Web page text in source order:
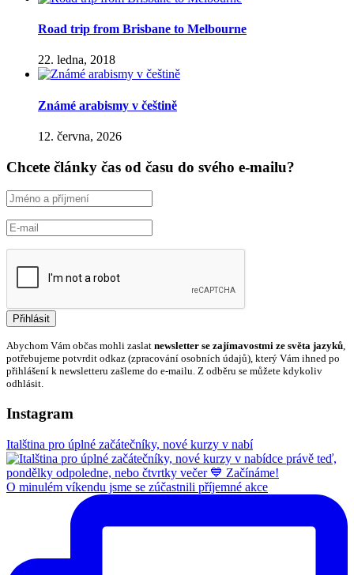
Road trip from Brisbane to Melbourne
22. ledna, 2018
Známé arabismy v češtině
12. června, 2026
Chcete články čas od času do svého e-mailu?
Abychom Vám občas mohli zaslat newsletter se zajímavostmi ze světa jazyků,
potřebujeme potvrdit odkaz (zpracování osobních údajů), který Vám ihned po
přihlášení k newsletteru zašleme do e-mailu. Z odběru se můžete kdykoliv
odhlásit.
Instagram
Italština pro úplné začátečníky, nové kurzy v nabí
O minulém víkendu jsme se zúčastnili příjemné akce